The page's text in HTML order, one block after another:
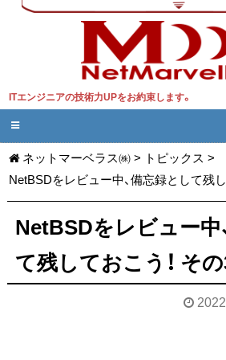
ITエンジニアの技術力UPをお約束します。
ネットマーベラス㈱> トピックス >
NetBSDをレビュー中、備忘録として残
NetBSDをレビュー中
て残しておこう！ そ